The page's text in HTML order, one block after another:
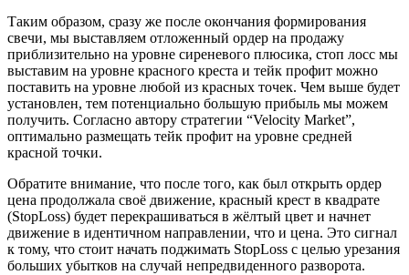
Таким образом, сразу же после окончания формирования
свечи, мы выставляем отложенный ордер на продажу
приблизительно на уровне сиреневого плюсика, стоп лосс мы
выставим на уровне красного креста и тейк профит можно
поставить на уровне любой из красных точек. Чем выше будет
установлен, тем потенциально большую прибыль мы можем
получить. Согласно автору стратегии “Velocity Market”,
оптимально размещать тейк профит на уровне средней
красной точки.
Обратите внимание, что после того, как был открыть ордер
цена продолжала своё движение, красный крест в квадрате
(StopLoss) будет перекрашиваться в жёлтый цвет и начнет
движение в идентичном направлении, что и цена. Это сигнал
к тому, что стоит начать поджимать StopLoss с целью урезания
больших убытков на случай непредвиденного разворота.